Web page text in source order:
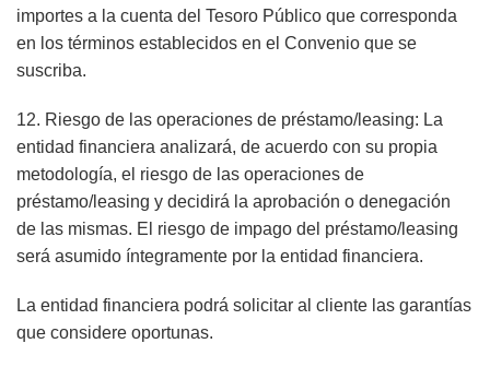
importes a la cuenta del Tesoro Público que corresponda
en los términos establecidos en el Convenio que se
suscriba.
12. Riesgo de las operaciones de préstamo/leasing: La
entidad financiera analizará, de acuerdo con su propia
metodología, el riesgo de las operaciones de
préstamo/leasing y decidirá la aprobación o denegación
de las mismas. El riesgo de impago del préstamo/leasing
será asumido íntegramente por la entidad financiera.
La entidad financiera podrá solicitar al cliente las garantías
que considere oportunas.